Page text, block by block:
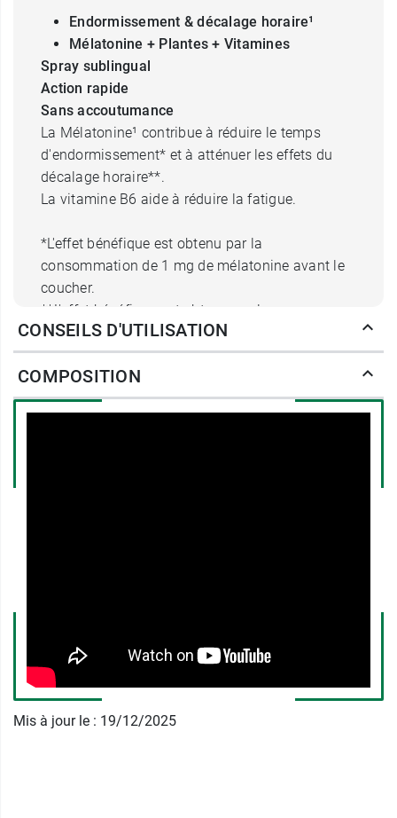
Endormissement & décalage horaire¹
Mélatonine + Plantes + Vitamines
Spray sublingual
Action rapide
Sans accoutumance
La Mélatonine¹ contribue à réduire le temps
d'endormissement* et à atténuer les effets du
décalage horaire**.
La vitamine B6 aide à réduire la fatigue.
*L'effet bénéfique est obtenu par la
consommation de 1 mg de mélatonine avant le
coucher.
**L'effet bénéfique est obtenu par la
consommation d'au moins 0.5 mg juste avant le
coucher le premier jour du voyage et les
quelques jours suivant le jour d'arrivée à
destination.
Marque française.
Volume net : 20 ml.
CONSEILS D'UTILISATION
COMPOSITION
Mis à jour le : 19/12/2025